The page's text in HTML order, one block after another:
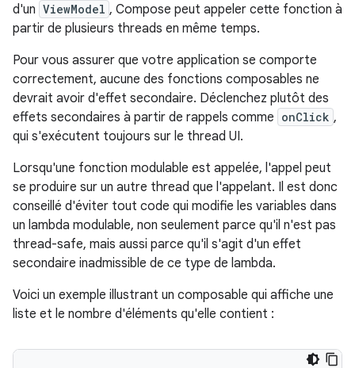
d'un ViewModel , Compose peut appeler cette fonction à
partir de plusieurs threads en même temps.
Pour vous assurer que votre application se comporte
correctement, aucune des fonctions composables ne
devrait avoir d'effet secondaire. Déclenchez plutôt des
effets secondaires à partir de rappels comme onClick ,
qui s'exécutent toujours sur le thread UI.
Lorsqu'une fonction modulable est appelée, l'appel peut
se produire sur un autre thread que l'appelant. Il est donc
conseillé d'éviter tout code qui modifie les variables dans
un lambda modulable, non seulement parce qu'il n'est pas
thread-safe, mais aussi parce qu'il s'agit d'un effet
secondaire inadmissible de ce type de lambda.
Voici un exemple illustrant un composable qui affiche une
liste et le nombre d'éléments qu'elle contient :